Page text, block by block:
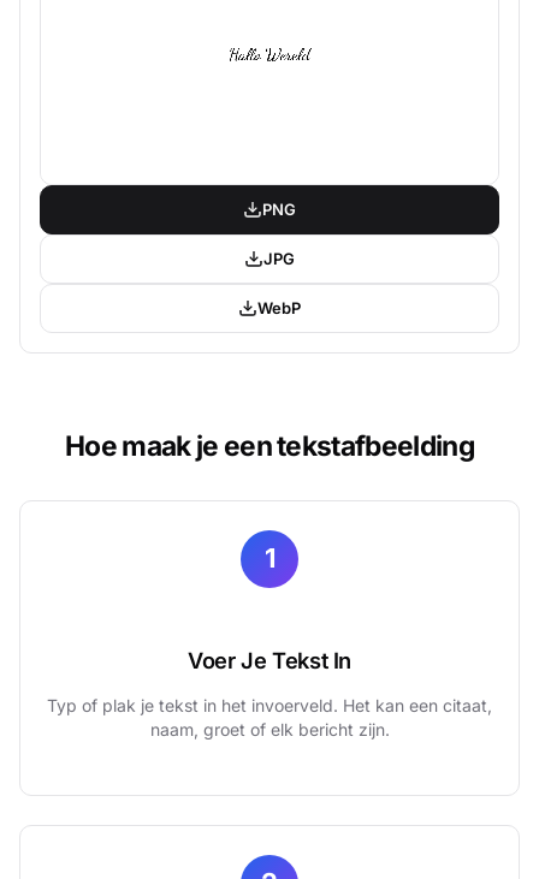
PNG
JPG
WebP
Hoe maak je een tekstafbeelding
1
Voer Je Tekst In
Typ of plak je tekst in het invoerveld. Het kan een citaat,
naam, groet of elk bericht zijn.